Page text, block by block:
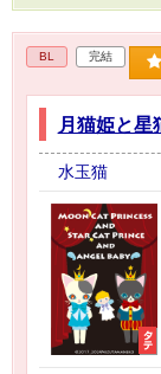
BL 完結
月猫姫と星
水玉猫